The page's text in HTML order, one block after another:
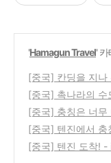
'Hamagun Travel'
[중국] 칸딩을 지나
[중국] 촉나라의 수
[중국] 충칭은 너무
[중국] 텐진에서 충
[중국] 텐진 도착! -